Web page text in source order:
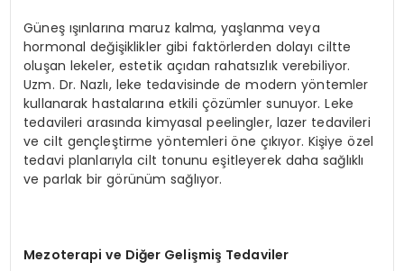
Güneş ışınlarına maruz kalma, yaşlanma veya
hormonal değişiklikler gibi faktörlerden dolayı ciltte
oluşan lekeler, estetik açıdan rahatsızlık verebiliyor.
Uzm. Dr. Nazlı, leke tedavisinde de modern yöntemler
kullanarak hastalarına etkili çözümler sunuyor. Leke
tedavileri arasında kimyasal peelingler, lazer tedavileri
ve cilt gençleştirme yöntemleri öne çıkıyor. Kişiye özel
tedavi planlarıyla cilt tonunu eşitleyerek daha sağlıklı
ve parlak bir görünüm sağlıyor.
Mezoterapi ve Diğer Gelişmiş Tedaviler